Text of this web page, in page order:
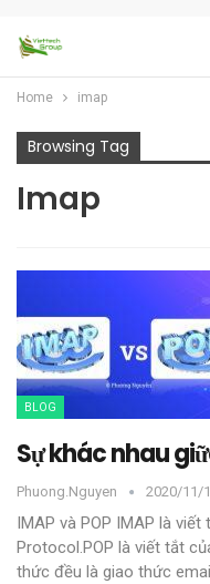
Home imap
Browsing Tag
Imap
BLOG
Sự khác nhau
Phuong.nguyen 2020/11/
IMAP và POP IMAP là viết
Protocol.POP là viết tắt
thức đều là giao thức